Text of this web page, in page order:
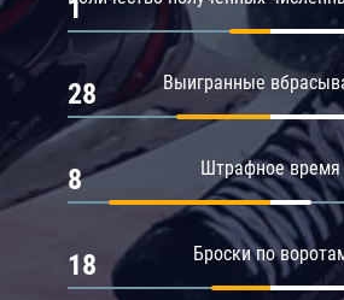
1
Выигранные
28
Штрафное время
8
Броски по
18